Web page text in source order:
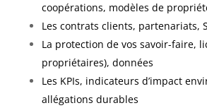
coopérations, modèles de
Les contrats clients, partenariats,
La protection de vos savoir-faire,
propriétaires), données
Les KPIs, indicateurs d’impact
allégations durables